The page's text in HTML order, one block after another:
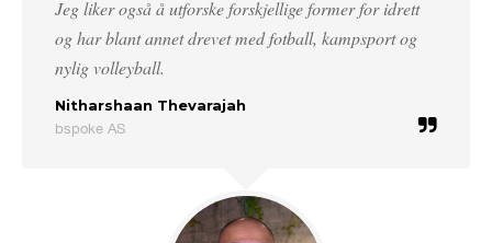
Jeg liker også å utforske forskjellige former for idrett
og har blant annet drevet med fotball, kampsport og
nylig volleyball.
Nitharshaan Thevarajah
bspoke AS